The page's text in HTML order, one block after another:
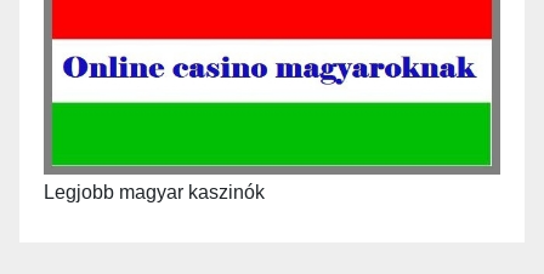
Legjobb magyar kaszinók